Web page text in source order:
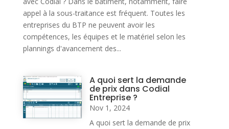
appel à la sous-traitance est fréquent. Toutes les
entreprises du BTP ne peuvent avoir les
compétences, les équipes et le matériel selon les
plannings d'avancement des...
A quoi sert la demande
de prix dans Codial
Entreprise ?
Nov 1, 2024
A quoi sert la demande de prix